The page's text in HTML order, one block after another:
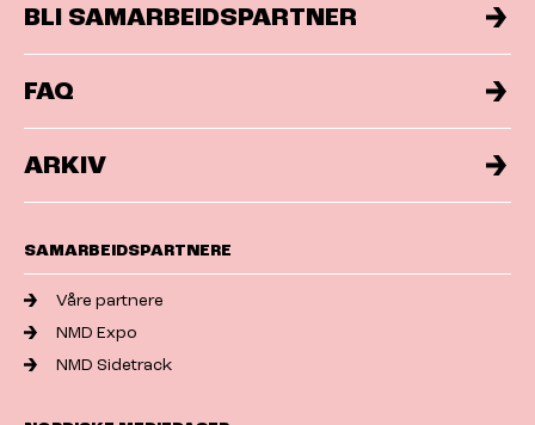
BLI SAMARBEIDSPARTNER
FAQ
ARKIV
SAMARBEIDSPARTNERE
Våre partnere
NMD Expo
NMD Sidetrack